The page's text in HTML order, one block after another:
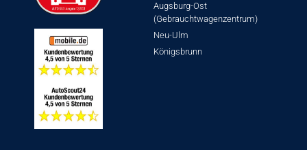
Augsburg-Ost
(Gebrauchtwagenzentrum)
Neu-Ulm
Königsbrunn